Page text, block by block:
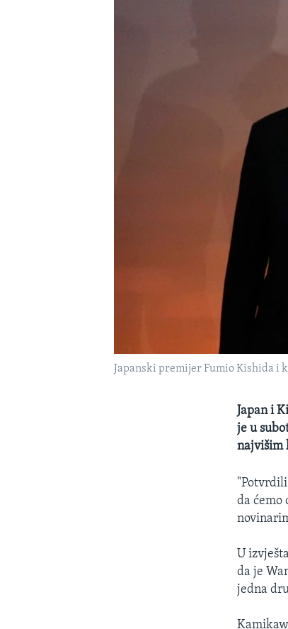
Japanski premijer Fumio Kishida i
Japan i
je u
najvišim
da ćemo
U
da je
jedna